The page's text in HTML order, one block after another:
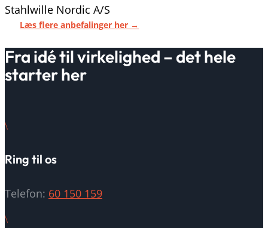
Stahlwille Nordic A/S
Læs flere anbefalinger her →
Fra idé til virkelighed – det hele
starter her
\
Ring til os
Telefon: 60 150 159
\